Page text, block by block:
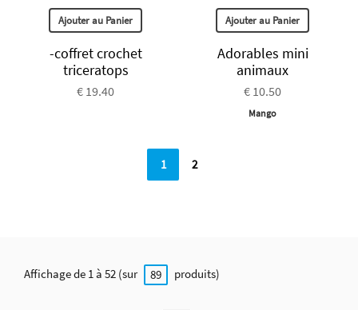
Ajouter au Panier
-coffret crochet
triceratops
€ 19.40
Ajouter au Panier
Adorables mini
animaux
€ 10.50
Mango
1 2
Affichage de 1 à 52 (sur 89 produits)